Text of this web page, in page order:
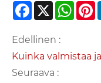
Facebook
X
Edellinen :
Kuinka valmistaa
Seuraava :